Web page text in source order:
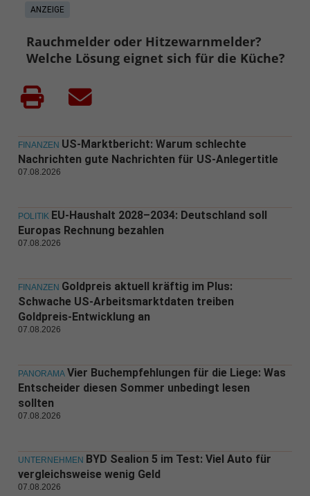
ANZEIGE
Rauchmelder oder Hitzewarnmelder?
Welche Lösung eignet sich für die Küche?
FINANZEN US-Marktbericht: Warum schlechte
Nachrichten gute Nachrichten für US-Anlegertitle
07.08.2026
POLITIK EU-Haushalt 2028–2034: Deutschland soll
Europas Rechnung bezahlen
07.08.2026
FINANZEN Goldpreis aktuell kräftig im Plus:
Schwache US-Arbeitsmarktdaten treiben
Goldpreis-Entwicklung an
07.08.2026
PANORAMA Vier Buchempfehlungen für die Liege: Was
Entscheider diesen Sommer unbedingt lesen
sollten
07.08.2026
UNTERNEHMEN BYD Sealion 5 im Test: Viel Auto für
vergleichsweise wenig Geld
07.08.2026